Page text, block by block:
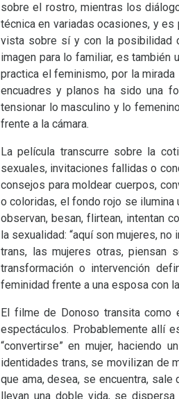
sobre el rostro, mientras los
técnica en variadas ocasiones, y es
vista sobre sí y con la posibilidad
imagen para lo familiar, es también
practica el feminismo, por la
encuadres y planos ha sido una
tensionar lo masculino y lo
frente a la cámara.
La película transcurre sobre la
sexuales, invitaciones fallidas o
consejos para moldear cuerpos,
o coloridas, el fondo rojo se
observan, besan, flirtean, intentan
la sexualidad: “aquí son mujeres,
trans, las mujeres otras, piensan
transformación o intervención
feminidad frente a una esposa con
El filme de Donoso transita como
espectáculos. Probablemente allí
“convertirse” en mujer, haciendo
identidades trans, se movilizan de
que ama, desea, se encuentra,
llevan una doble vida, se